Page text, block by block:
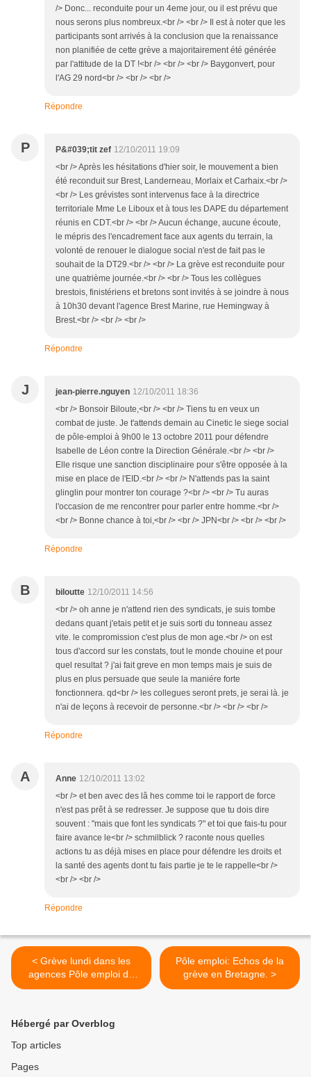
/> Donc... reconduite pour un 4eme jour, ou il est prévu que
nous serons plus nombreux.<br /> <br /> Il est à noter que les
participants sont arrivés à la conclusion que la renaissance
non planifiée de cette grève a majoritairement été générée
par l'attitude de la DT !<br /> <br /> <br /> Baygonvert, pour
l'AG 29 nord<br /> <br /> <br />
Répondre
P P&#039;tit zef 12/10/2011 19:09
<br /> Après les hésitations d'hier soir, le mouvement a bien
été reconduit sur Brest, Landerneau, Morlaix et Carhaix.<br />
<br /> Les grévistes sont intervenus face à la directrice
territoriale Mme Le Liboux et à tous les DAPE du département
réunis en CDT.<br /> <br /> Aucun échange, aucune écoute,
le mépris des l'encadrement face aux agents du terrain, la
volonté de renouer le dialogue social n'est de fait pas le
souhait de la DT29.<br /> <br /> La grève est reconduite pour
une quatrième journée.<br /> <br /> Tous les collègues
brestois, finistériens et bretons sont invités à se joindre à nous
à 10h30 devant l'agence Brest Marine, rue Hemingway à
Brest.<br /> <br /> <br />
Répondre
J jean-pierre.nguyen 12/10/2011 18:36
<br /> Bonsoir Biloute,<br /> <br /> Tiens tu en veux un
combat de juste. Je t'attends demain au Cinetic le siege social
de pôle-emploi à 9h00 le 13 octobre 2011 pour défendre
Isabelle de Léon contre la Direction Générale.<br /> <br />
Elle risque une sanction disciplinaire pour s'être opposée à la
mise en place de l'EID.<br /> <br /> N'attends pas la saint
glinglin pour montrer ton courage ?<br /> <br /> Tu auras
l'occasion de me rencontrer pour parler entre homme.<br />
<br /> Bonne chance à toi,<br /> <br /> JPN<br /> <br /> <br />
Répondre
B biloutte 12/10/2011 14:56
<br /> oh anne je n'attend rien des syndicats, je suis tombe
dedans quant j'etais petit et je suis sorti du tonneau assez
vite. le compromission c'est plus de mon age.<br /> on est
tous d'accord sur les constats, tout le monde chouine et pour
quel resultat ? j'ai fait greve en mon temps mais je suis de
plus en plus persuade que seule la maniére forte
fonctionnera. qd<br /> les collegues seront prets, je serai là. je
n'ai de leçons à recevoir de personne.<br /> <br /> <br />
Répondre
A Anne 12/10/2011 13:02
<br /> et ben avec des lâ hes comme toi le rapport de force
n'est pas prêt à se redresser. Je suppose que tu dois dire
souvent : "mais que font les syndicats ?" et toi que fais-tu pour
faire avance le<br /> schmilblick ? raconte nous quelles
actions tu as déjà mises en place pour défendre les droits et
la santé des agents dont tu fais partie je te le rappelle<br />
<br /> <br />
Répondre
< Grève lundi dans les
agences Pôle emploi de
Bretagne et de Midi-
Pôle emploi: Echos de la
grève en Bretagne. >
Hébergé par Overblog
Top articles
Pages